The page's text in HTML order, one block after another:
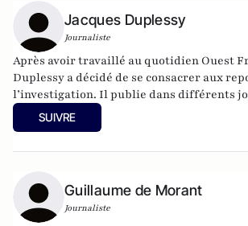
Jacques Duplessy
Journaliste
Après avoir travaillé au quotidien Ouest
Duplessy a décidé de se consacrer aux
l’investigation. Il publie dans différents
magazine, dont Paris Match, VSD, Le
Point. Auditeur de l’Institut des Hautes
SUIVRE
Guillaume de Morant
Journaliste